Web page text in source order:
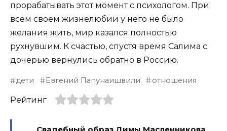
прорабатывать этот момент с психологом. При
всем своем жизнелюбии у него не было
желания жить, мир казался полностью
рухнувшим. К счастью, спустя время Салима с
дочерью вернулись обратно в Россию.
дети Евгений Папунаишвили отношения
Рейтинг
Свадебный образ Димы Масленникова